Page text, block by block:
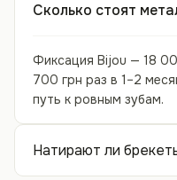
Сколько стоят
Фиксация Bijou — 18
700 грн раз в 1–2
путь к ровным зубам.
Натирают ли